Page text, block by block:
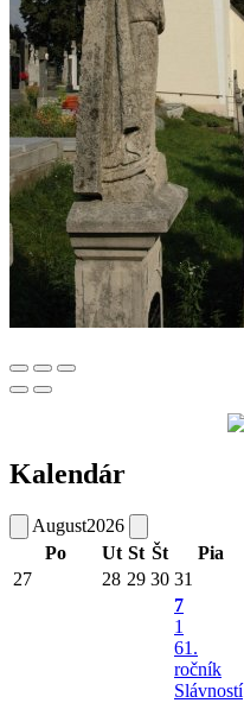
Kalendár
August2026
Po
Ut St Št Pia
27
28 29 30 31
7
1
61.
ročník
Slávností